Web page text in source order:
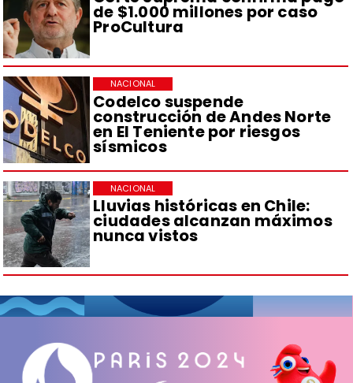
de $1.000 millones por caso
ProCultura
Codelco suspende
construcción de Andes Norte
en El Teniente por riesgos
sísmicos
NACIONAL
Lluvias históricas en Chile:
ciudades alcanzan máximos
nunca vistos
NACIONAL